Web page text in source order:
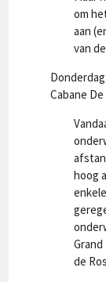
om
aan
van
Cabane
hoog
de